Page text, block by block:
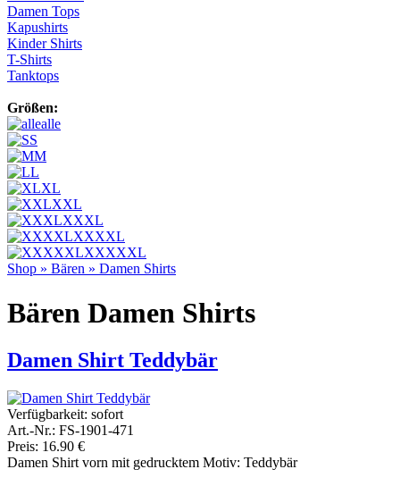
Damen Tops
Kapushirts
Kinder Shirts
T-Shirts
Tanktops
Größen:
alle
S
M
L
XL
XXL
XXXL
XXXXL
XXXXXL
Shop » Bären » Damen Shirts
Bären Damen Shirts
Damen Shirt Teddybär
Verfügbarkeit: sofort
Art.-Nr.: FS-1901-471
Preis: 16.90 €
Damen Shirt vorn mit gedrucktem Motiv: Teddybär